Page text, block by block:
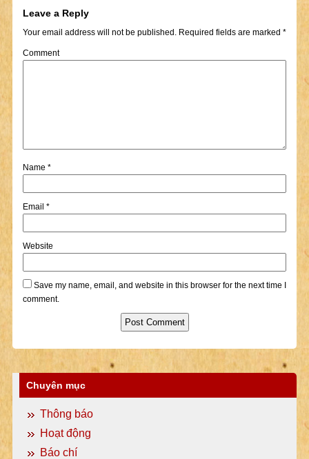
Leave a Reply
Your email address will not be published.Required fields are marked *
Comment
Name *
Email *
Website
Save my name, email, and website in this browser for the next time I
comment.
Chuyên mục
Thông báo
Hoạt động
Báo chí